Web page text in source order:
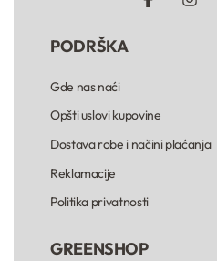
PODRŠKA
Gde nas naći
Opšti uslovi kupovine
Dostava robe i načini plaćanja
Reklamacije
Politika privatnosti
GREENSHOP